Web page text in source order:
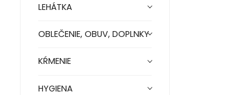
LEHÁTKA
OBLEČENIE, OBUV, DOPLNKY
KŔMENIE
HYGIENA